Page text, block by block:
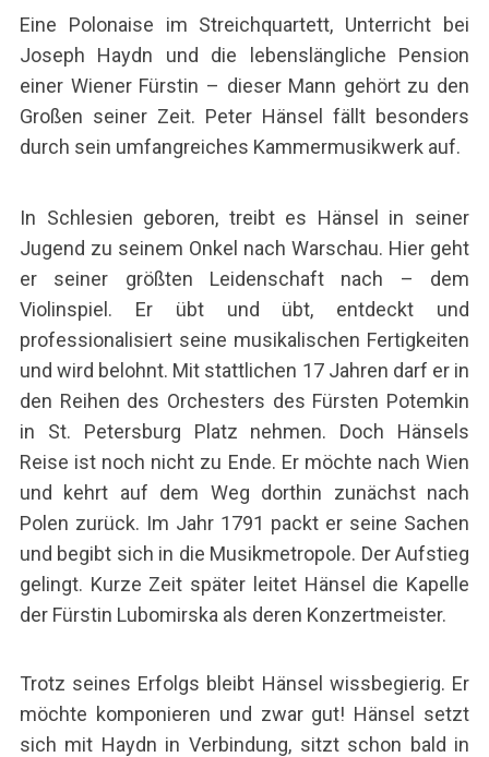
Eine Polonaise im Streichquartett, Unterricht bei
Joseph Haydn und die lebenslängliche Pension
einer Wiener Fürstin – dieser Mann gehört zu den
Großen seiner Zeit. Peter Hänsel fällt besonders
durch sein umfangreiches Kammermusikwerk auf.
In Schlesien geboren, treibt es Hänsel in seiner
Jugend zu seinem Onkel nach Warschau. Hier geht
er seiner größten Leidenschaft nach – dem
Violinspiel. Er übt und übt, entdeckt und
professionalisiert seine musikalischen Fertigkeiten
und wird belohnt. Mit stattlichen 17 Jahren darf er in
den Reihen des Orchesters des Fürsten Potemkin
in St. Petersburg Platz nehmen. Doch Hänsels
Reise ist noch nicht zu Ende. Er möchte nach Wien
und kehrt auf dem Weg dorthin zunächst nach
Polen zurück. Im Jahr 1791 packt er seine Sachen
und begibt sich in die Musikmetropole. Der Aufstieg
gelingt. Kurze Zeit später leitet Hänsel die Kapelle
der Fürstin Lubomirska als deren Konzertmeister.
Trotz seines Erfolgs bleibt Hänsel wissbegierig. Er
möchte komponieren und zwar gut! Hänsel setzt
sich mit Haydn in Verbindung, sitzt schon bald in